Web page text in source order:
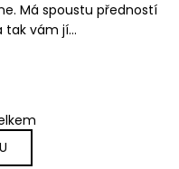
Má spoustu předností
tak vám jí...